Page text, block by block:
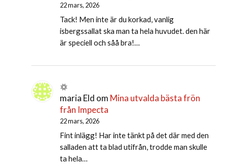
22 mars, 2026
Tack! Men inte är du korkad, vanlig
isbergssallat ska man ta hela huvudet. den här
är speciell och såå bra!…
maria Eld om Mina utvalda bästa frön
från Impecta
22 mars, 2026
Fint inlägg! Har inte tänkt på det där med den
salladen att ta blad utifrån, trodde man skulle
ta hela…